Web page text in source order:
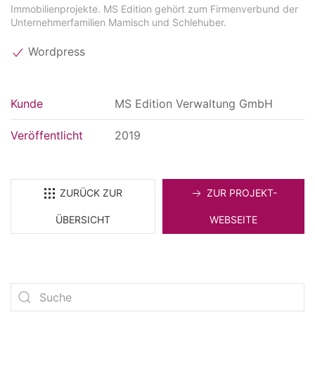
Immobilienprojekte. MS Edition gehört zum Firmenverbund der
Unternehmerfamilien Mamisch und Schlehuber.
Wordpress
Kunde MS Edition Verwaltung GmbH
Veröffentlicht 2019
ZURÜCK ZUR
ÜBERSICHT
ZUR PROJEKT-
WEBSEITE